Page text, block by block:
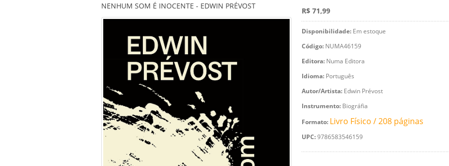
NENHUM SOM É INOCENTE - EDWIN PRÉVOST
R$ 71,99
Disponibilidade: Em estoque
Código: NUMA46159
Editora: Numa Editora
Idioma: Português
Autor/Artista: Edwin Prévost
Instrumento: Biográfia
Formato: Livro Físico / 208 páginas
UPC:9786583546159